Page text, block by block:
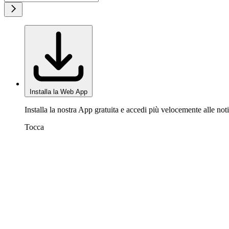
Installa la Web App
Installa la nostra App gratuita e accedi più velocemente alle
Tocca